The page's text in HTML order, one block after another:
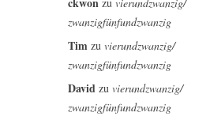
zwanzigfünfundzwanzig
Tim zu vierundzwanzig/
zwanzigfünfundzwanzig
David zu vierundzwanzig/
zwanzigfünfundzwanzig